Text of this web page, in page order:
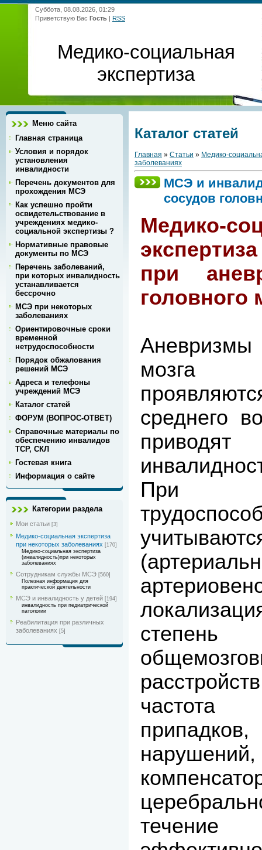
Суббота, 08.08.2026, 01:29
Приветствую Вас Гость | RSS
Медико-социальная
экспертиза
Меню сайта
Главная страница
Условия и порядок
установления
инвалидности
Перечень документов для
прохождения МСЭ
Как успешно пройти
освидетельствование в
учреждениях медико-
социальной экспертизы ?
Нормативные правовые
документы по МСЭ
Перечень заболеваний,
при которых инвалидность
устанавливается
бессрочно
МСЭ при некоторых
заболеваниях
Ориентировочные сроки
временной
нетрудоспособности
Порядок обжалования
решений МСЭ
Адреса и телефоны
учреждений МСЭ
Каталог статей
ФОРУМ (ВОПРОС-ОТВЕТ)
Справочные материалы по
обеспечению инвалидов
ТСР, СКЛ
Гостевая книга
Информация о сайте
Категории раздела
Мои статьи [3]
Медико-социальная экспертиза
при некоторых заболеваниях [170]
Медико-социальная экспертиза
(инвалидность)при некоторых
заболеваниях
Сотрудникам службы МСЭ [560]
Полезная информация для
практической деятельности
МСЭ и инвалидность у детей [194]
инвалидность при педиатрической
патологии
Реабилитация при различных
заболеваниях [5]
Каталог статей
Главная » Статьи » Медико-
заболеваниях
МСЭ и
сосудов
Медико-
при
головного
Аневризмы
мозга
среднего
При
степень
частота
течение